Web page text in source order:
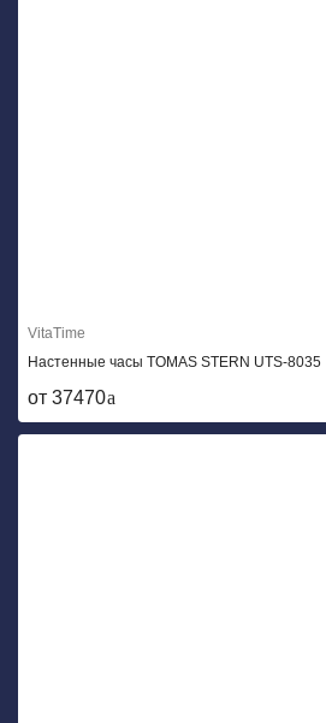
VitaTime
Настенные часы TOMAS STERN UTS-8035
от 37470